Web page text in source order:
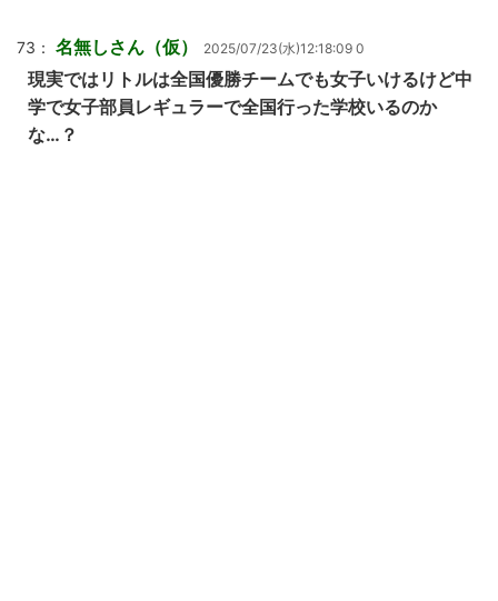
73： 名無しさん（仮） 2025/07/23(水)12:18:09 0
現実ではリトルは全国優勝チームでも女子いけるけど中
学で女子部員レギュラーで全国行った学校いるのか
な…？